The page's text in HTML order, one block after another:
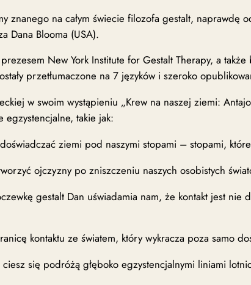
znanego na całym świecie filozofa gestalt, naprawdę
Dana Blooma (USA).
New York Institute for Gestalt Therapy, a
przetłumaczone na 7 języków i szeroko
w swoim wystąpieniu „Krew na naszej ziemi:
egzystencjalne, takie jak:
ziemi pod naszymi stopami – stopami,
ojczyzny po zniszczeniu naszych osobistych
gestalt Dan uświadamia nam, że kontakt jest
kontaktu ze światem, który wykracza poza samo
się podróżą głęboko egzystencjalnymi liniami